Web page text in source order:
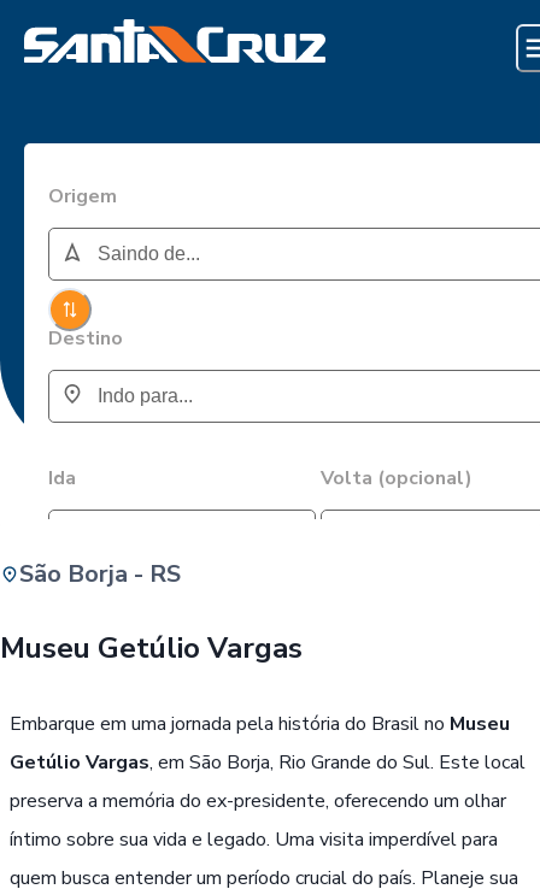
Origem
Destino
Ida Volta (opcional)
São Borja - RS
Museu Getúlio Vargas
Embarque em uma jornada pela história do Brasil no Museu
Getúlio Vargas, em São Borja, Rio Grande do Sul. Este local
preserva a memória do ex-presidente, oferecendo um olhar
íntimo sobre sua vida e legado. Uma visita imperdível para
quem busca entender um período crucial do país. Planeje sua